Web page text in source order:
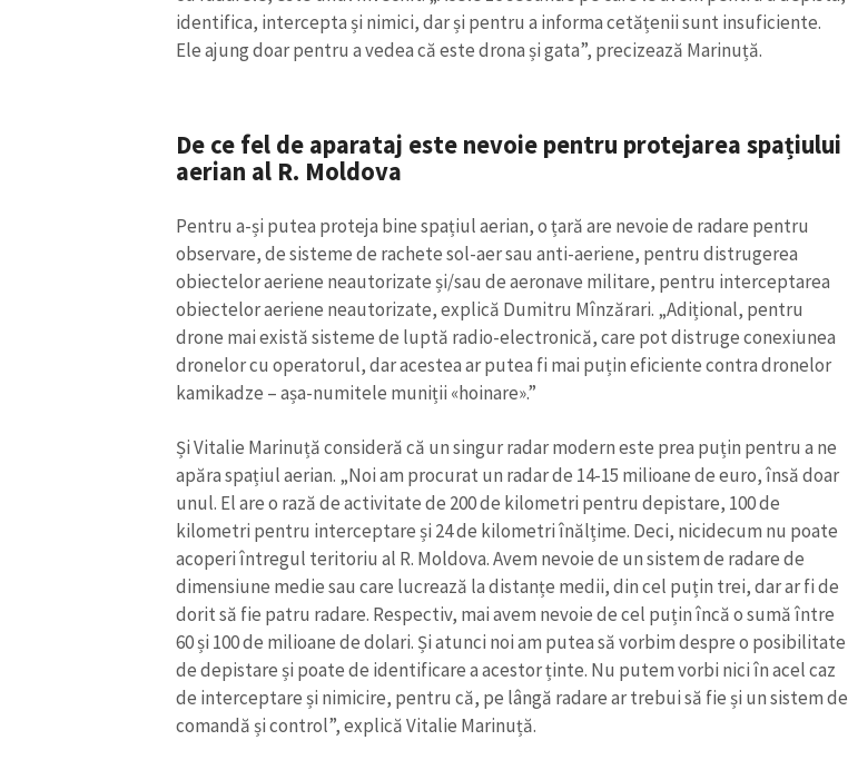
identifica, intercepta și nimici, dar și pentru a informa cetățenii sunt insuficiente.
Ele ajung doar pentru a vedea că este drona și gata”, precizează Marinuță.
De ce fel de aparataj este nevoie pentru protejarea spațiului
aerian al R. Moldova
Pentru a-și putea proteja bine spațiul aerian, o țară are nevoie de radare pentru
observare, de sisteme de rachete sol-aer sau anti-aeriene, pentru distrugerea
obiectelor aeriene neautorizate și/sau de aeronave militare, pentru interceptarea
obiectelor aeriene neautorizate, explică Dumitru Mînzărari. „Adițional, pentru
drone mai există sisteme de luptă radio-electronică, care pot distruge conexiunea
dronelor cu operatorul, dar acestea ar putea fi mai puțin eficiente contra dronelor
kamikadze – așa-numitele muniții «hoinare».”
Și Vitalie Marinuță consideră că un singur radar modern este prea puțin pentru a ne
apăra spațiul aerian. „Noi am procurat un radar de 14-15 milioane de euro, însă doar
unul. El are o rază de activitate de 200 de kilometri pentru depistare, 100 de
kilometri pentru interceptare și 24 de kilometri înălțime. Deci, nicidecum nu poate
acoperi întregul teritoriu al R. Moldova. Avem nevoie de un sistem de radare de
dimensiune medie sau care lucrează la distanțe medii, din cel puțin trei, dar ar fi de
dorit să fie patru radare. Respectiv, mai avem nevoie de cel puțin încă o sumă între
60 și 100 de milioane de dolari. Și atunci noi am putea să vorbim despre o posibilitate
de depistare și poate de identificare a acestor ținte. Nu putem vorbi nici în acel caz
de interceptare și nimicire, pentru că, pe lângă radare ar trebui să fie și un sistem de
comandă și control”, explică Vitalie Marinuță.
Mesajul știrei + Mesajul știrei